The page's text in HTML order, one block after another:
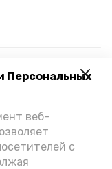
Персональных
веб-
с
программа, где